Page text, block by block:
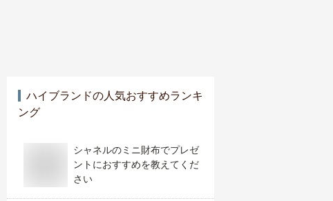
ハイブランドの人気おすすめランキ
ング
シャネルのミニ財布でプレゼ
ントにおすすめを教えてくだ
さい